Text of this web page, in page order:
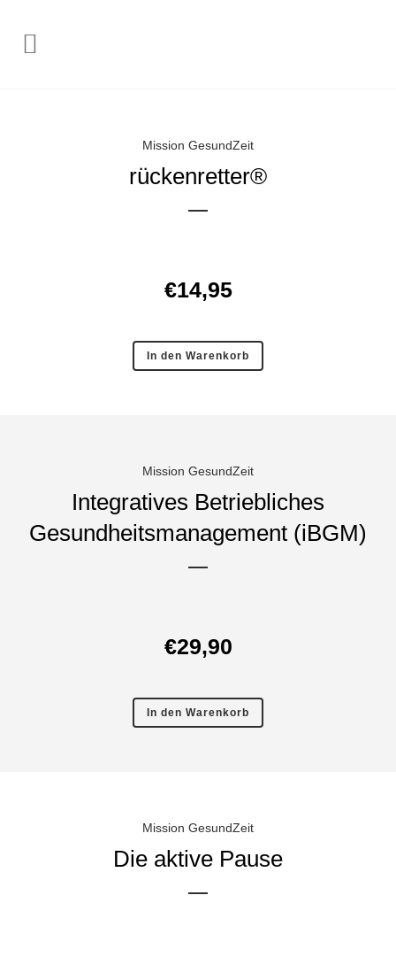
Mission GesundZeit
rückenretter®
€14,95
In den Warenkorb
Mission GesundZeit
Integratives Betriebliches
Gesundheitsmanagement (iBGM)
€29,90
In den Warenkorb
Mission GesundZeit
Die aktive Pause